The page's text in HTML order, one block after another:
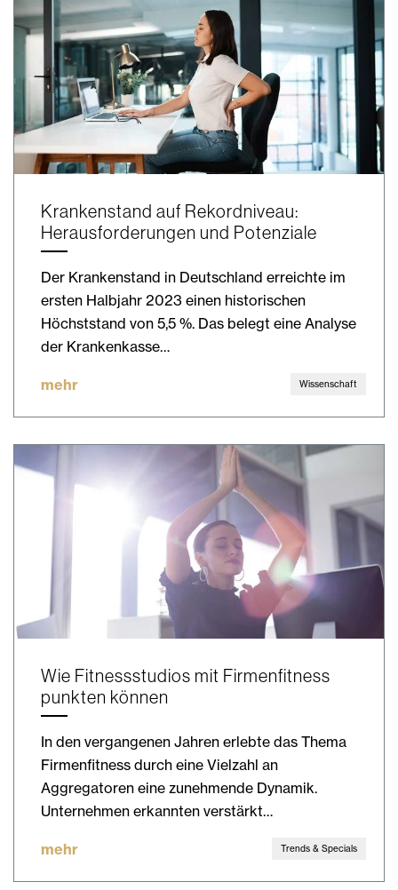
Krankenstand auf Rekordniveau:
Herausforderungen und Potenziale
Der Krankenstand in Deutschland erreichte im
ersten Halbjahr 2023 einen historischen
Höchststand von 5,5 %. Das belegt eine Analyse
der Krankenkasse…
mehr Wissenschaft
Wie Fitnessstudios mit Firmenfitness
punkten können
In den vergangenen Jahren erlebte das Thema
Firmenfitness durch eine Vielzahl an
Aggregatoren eine zunehmende Dynamik.
Unternehmen erkannten verstärkt…
mehr Trends & Specials